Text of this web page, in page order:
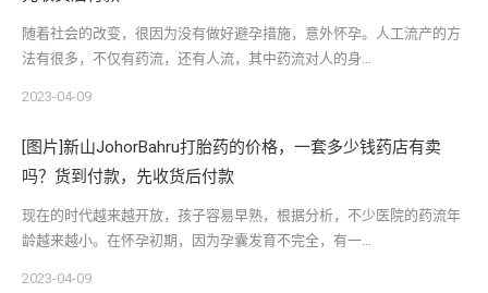
随着社会的改变，很因为没有做好避孕措施，意外怀孕。人工流产的方
法有很多，不仅有药流，还有人流，其中药流对人的身…
2023-04-09
[图片]新山JohorBahru打胎药的价格，一套多少钱药店有卖
吗？货到付款，先收货后付款
现在的时代越来越开放，孩子容易早熟，根据分析，不少医院的药流年
龄越来越小。在怀孕初期，因为孕囊发育不完全，有一…
2023-04-09